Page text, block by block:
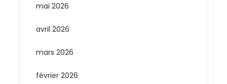
mai 2026
avril 2026
mars 2026
février 2026